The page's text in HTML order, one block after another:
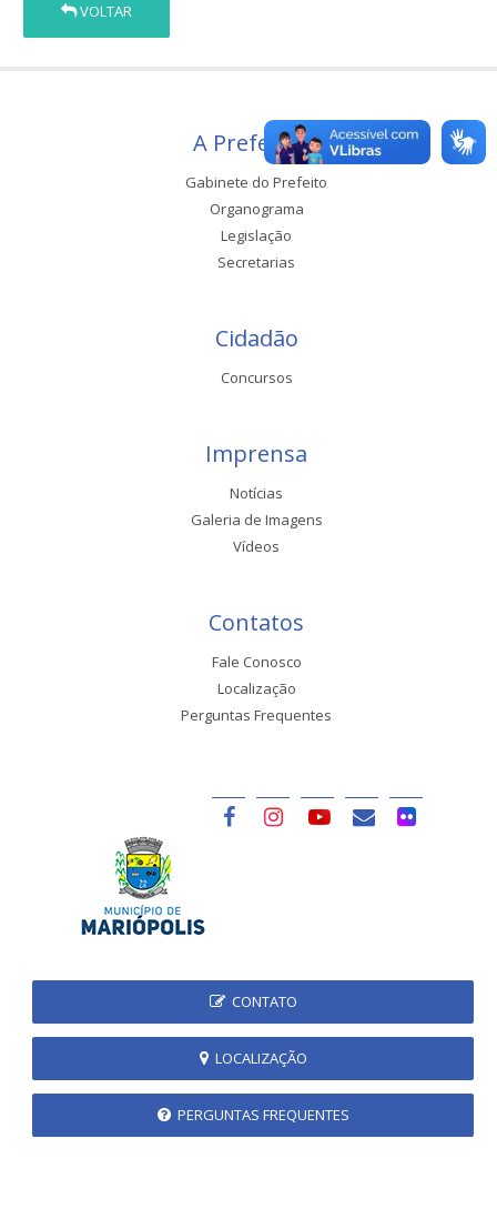
VOLTAR
A Prefeitura
Gabinete do Prefeito
Organograma
Legislação
Secretarias
Cidadão
Concursos
Imprensa
Notícias
Galeria de Imagens
Vídeos
Contatos
Fale Conosco
Localização
Perguntas Frequentes
CONTATO
LOCALIZAÇÃO
PERGUNTAS FREQUENTES